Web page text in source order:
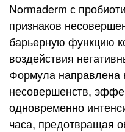
:
Normaderm с
признаков
барьерную функцию
воздействия
Формула направлена
несовершенств,
одновременно
часа, предотвращая